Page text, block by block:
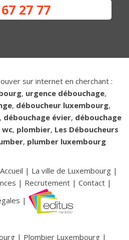
27 77
sur internet en cherchant :
, urgence débouchage,
, déboucheur luxembourg,
, débouchage évier, débouchage
wc, plombier, Les Déboucheurs
, plumber luxembourg
Accueil | La ville de Luxembourg |
| Recrutement| Contact|
|
| Plombier Luxembourg |